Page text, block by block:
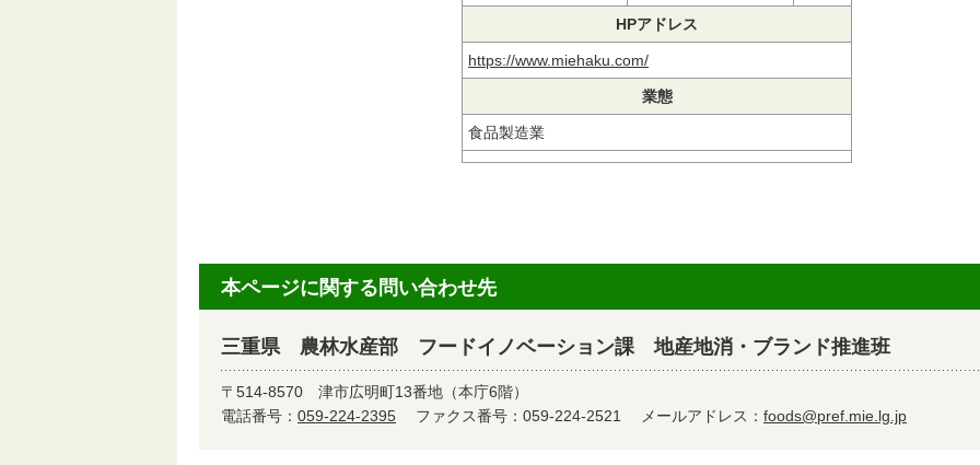
HPアドレス
https://www.miehaku.com/
業態
食品製造業
本ページに関する問い合わせ先
三重県 農林水産部 フードイノベーション課 地産地消・ブランド推進班
〒514-8570 津市広明町13番地（本庁6階）
電話番号： 059-224-2395 ファクス番号：059-224-2521 メールアドレス： foods@pref.mie.lg.jp